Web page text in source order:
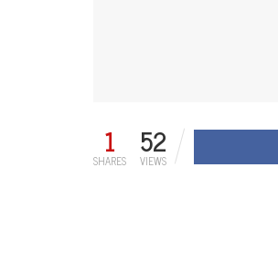
1
SHARES 52
VIEWS